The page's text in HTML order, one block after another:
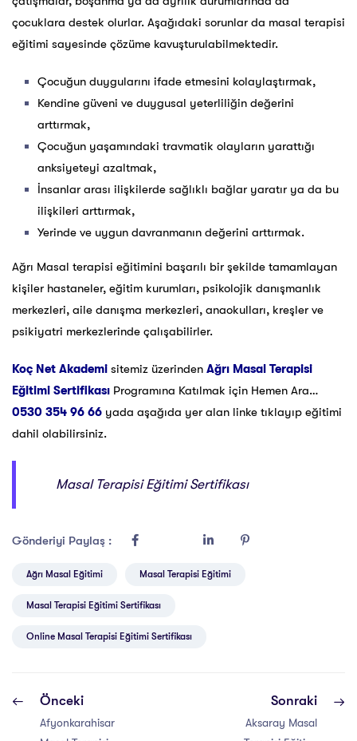
çocuklara destek olurlar. Aşağıdaki sorunlar da masal terapisi
eğitimi sayesinde çözüme kavuşturulabilmektedir.
Çocuğun duygularını ifade etmesini kolaylaştırmak,
Kendine güveni ve duygusal yeterliliğin değerini
arttırmak,
Çocuğun yaşamındaki travmatik olayların yarattığı
anksiyeteyi azaltmak,
İnsanlar arası ilişkilerde sağlıklı bağlar yaratır ya da bu
ilişkileri arttırmak,
Yerinde ve uygun davranmanın değerini arttırmak.
Ağrı Masal terapisi eğitimini başarılı bir şekilde tamamlayan
kişiler hastaneler, eğitim kurumları, psikolojik danışmanlık
merkezleri, aile danışma merkezleri, anaokulları, kreşler ve
psikiyatri merkezlerinde çalışabilirler.
Koç Net Akademi sitemiz üzerinden Ağrı Masal Terapisi
Eğitimi Sertifikası Programına Katılmak için Hemen Ara…
0530 354 96 66 yada aşağıda yer alan linke tıklayıp eğitimi
dahil olabilirsiniz.
Masal Terapisi Eğitimi Sertifikası
Gönderiyi Paylaş :
Ağrı Masal Eğitimi Masal Terapisi Eğitimi
Masal Terapisi Eğitimi Sertifikası
Online Masal Terapisi Eğitimi Sertifikası
Önceki
Afyonkarahisar
Sonraki
Aksaray Masal